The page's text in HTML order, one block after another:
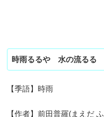
時雨るるや 水の流るる
【季語】時雨
【作者】前田普羅(まえだ